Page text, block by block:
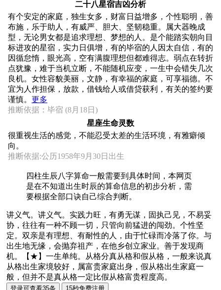
二十八星宿吉凶分析
有个安定的家庭，独生女多，财富日益增多，个性聪明，善
布施，乐于助人，有威严、胆大、坚韧稳重。属大器晚成
型，无论男女都是追求理想、梦想的人。是个能踏实朝向目
标进攻的星宿，实力日俱增，有的毕宿的人因太自信，有的
因循怠惰，眼光高，空有满腹理想但都难得志。弱点在转折
点犹豫，难于当机立断，不能随机应变，一生中会错失几次
良机。女性容貌美丽，文静，有幸福的家庭，可享福德。不
宜为人作担保，放款，借钱给人或借贷获利，有关的签约要
谨慎。 更多
推断依据：毕宿 (8月18日)
星座生命灵数
很重视生活的感觉，不能忍受太差的生活环境，有雅癖倾
向。
推断依据:公历1958年9月30日出生
四柱生辰八字算命一般需要到具体时间，本网页
是在不知道出生时辰的算命信息的初步分析，需
要根据全部口诀自己综合判断。
讲义气。讲义气。实践力旺，有勇无谋，固执己见，不易妥
协，往往有一种不顾一切，只管向前猛进的闯劲。个性坚
定。双亲是有理想、有耐性的人，由于忙碌而冷落了你。与
出生地无缘，会抛弃祖产，在他乡创立家业。善于发现商
机。【★】一生单纯。从格分真从格和假从格，一般来说真
从格出生家境较好，属富贵家庭出身，假从格出生家庭一
般，但并不是真从格一定比假从格富贵程度高。